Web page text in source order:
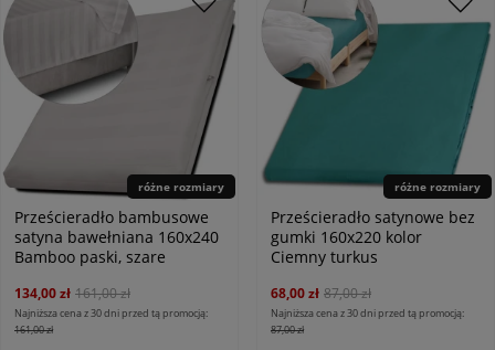
różne rozmiary
Prześcieradło bambusowe
satyna bawełniana 160x240
Bamboo paski, szare
134,00 zł 161,00 zł
Najniższa cena z 30 dni przed tą promocją:
161,00 zł
różne rozmiary
Prześcieradło satynowe bez
gumki 160x220 kolor
Ciemny turkus
68,00 zł 87,00 zł
Najniższa cena z 30 dni przed tą promocją:
87,00 zł